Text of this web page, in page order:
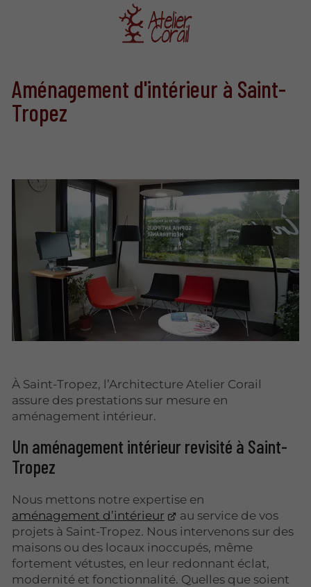
Aménagement d'intérieur à Saint-
Tropez
À Saint-Tropez, l’Architecture Atelier Corail
assure des prestations sur mesure en
aménagement intérieur.
Un aménagement intérieur revisité à Saint-
Tropez
Nous mettons notre expertise en
aménagement d’intérieur
au service de vos
projets à Saint-Tropez. Nous intervenons sur des
maisons ou des locaux inoccupés, même
fortement vétustes, en leur redonnant éclat,
modernité et fonctionnalité. Quelles que soient